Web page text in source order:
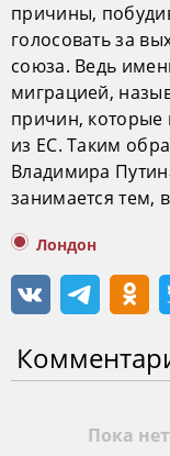
причины,
голосовать за
союза. Ведь
миграцией,
причин, которые
из ЕС. Таким
Владимира
занимается тем,
Лондон
Пока